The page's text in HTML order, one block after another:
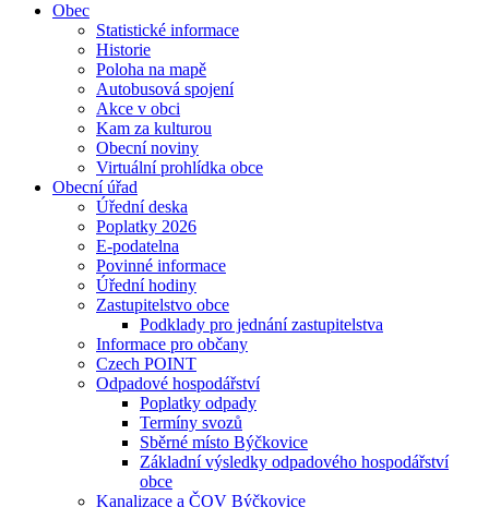
Obec
Statistické informace
Historie
Poloha na mapě
Autobusová spojení
Akce v obci
Kam za kulturou
Obecní noviny
Virtuální prohlídka obce
Obecní úřad
Úřední deska
Poplatky 2026
E-podatelna
Povinné informace
Úřední hodiny
Zastupitelstvo obce
Podklady pro jednání zastupitelstva
Informace pro občany
Czech POINT
Odpadové hospodářství
Poplatky odpady
Termíny svozů
Sběrné místo Býčkovice
Základní výsledky odpadového hospodářství
obce
Kanalizace a ČOV Býčkovice